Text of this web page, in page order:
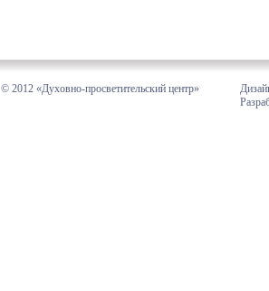
© 2012 «Духовно-просветительский центр»